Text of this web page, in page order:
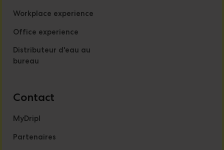
Workplace experience
Office experience
Distributeur d'eau au
bureau
Contact
MyDripl
Partenaires